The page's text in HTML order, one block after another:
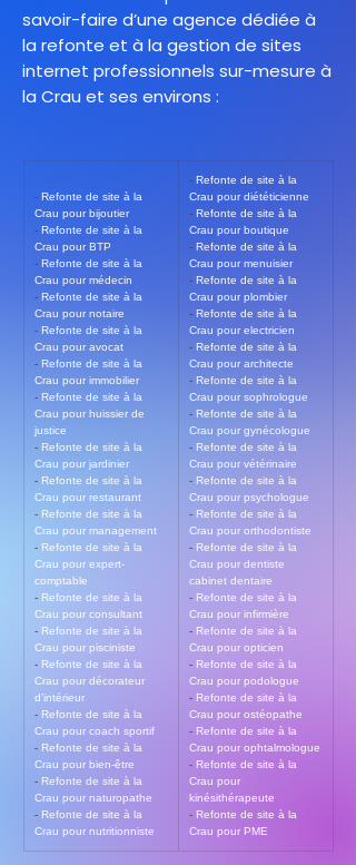
savoir-faire d’une agence dédiée à
la refonte et à la gestion de sites
internet professionnels sur-mesure à
la Crau et ses environs :
- Refonte de site à la
Crau pour bijoutier
- Refonte de site à la
Crau pour BTP
- Refonte de site à la
Crau pour médecin
- Refonte de site à la
Crau pour notaire
- Refonte de site à la
Crau pour avocat
- Refonte de site à la
Crau pour immobilier
- Refonte de site à la
Crau pour huissier de
justice
- Refonte de site à la
Crau pour jardinier
- Refonte de site à la
Crau pour restaurant
- Refonte de site à la
Crau pour management
- Refonte de site à la
Crau pour expert-
comptable
- Refonte de site à la
Crau pour consultant
- Refonte de site à la
Crau pour pisciniste
- Refonte de site à la
Crau pour décorateur
d’intérieur
- Refonte de site à la
Crau pour coach sportif
- Refonte de site à la
Crau pour bien-être
- Refonte de site à la
Crau pour naturopathe
- Refonte de site à la
Crau pour nutritionniste
- Refonte de site à la
Crau pour diététicienne
- Refonte de site à la
Crau pour boutique
- Refonte de site à la
Crau pour menuisier
- Refonte de site à la
Crau pour plombier
- Refonte de site à la
Crau pour electricien
- Refonte de site à la
Crau pour architecte
- Refonte de site à la
Crau pour sophrologue
- Refonte de site à la
Crau pour gynécologue
- Refonte de site à la
Crau pour vétérinaire
- Refonte de site à la
Crau pour psychologue
- Refonte de site à la
Crau pour orthodontiste
- Refonte de site à la
Crau pour dentiste
cabinet dentaire
- Refonte de site à la
Crau pour infirmière
- Refonte de site à la
Crau pour opticien
- Refonte de site à la
Crau pour podologue
- Refonte de site à la
Crau pour ostéopathe
- Refonte de site à la
Crau pour ophtalmologue
- Refonte de site à la
Crau pour
kinésithérapeute
- Refonte de site à la
Crau pour PME